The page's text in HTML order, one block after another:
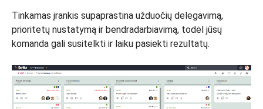
Tinkamas įrankis supaprastina užduočių delegavimą,
prioritetų nustatymą ir bendradarbiavimą, todėl jūsų
komanda gali susitelkti ir laiku pasiekti rezultatų.